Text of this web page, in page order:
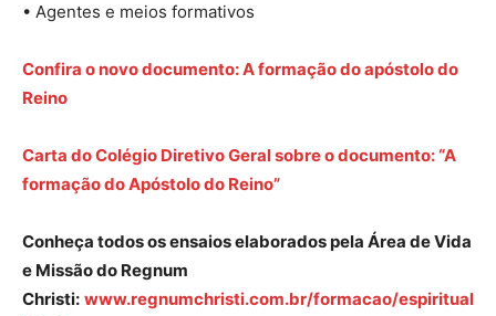
• Agentes e meios formativos
Confira o novo documento: A formação do apóstolo do
Reino
Carta do Colégio Diretivo Geral sobre o documento: “A
formação do Apóstolo do Reino”
Conheça todos os ensaios elaborados pela Área de Vida
e Missão do Regnum
Christi: www.regnumchristi.com.br/formacao/espiritual